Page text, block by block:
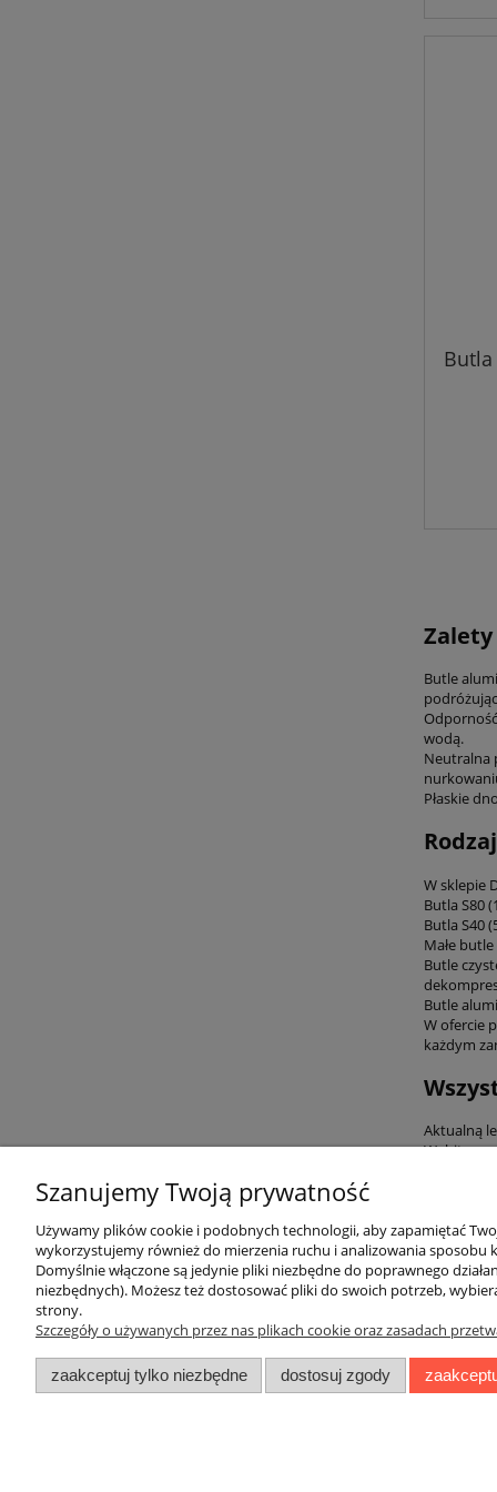
Butla
Butle
wodą.
Neutralna
Płaskie
W sklepie
Butla S80
Butla S40
Małe
Butle
Butle
W ofercie
każdym
Aktualną
Wybite
O firmie
Czas i
Szanujemy Twoją prywatność
Używamy plików cookie i podobnych technologii, aby zapamiętać
wykorzystujemy również do mierzenia ruchu i analizowania sposobu
Domyślnie włączone są jedynie pliki niezbędne do poprawnego
niezbędnych). Możesz też dostosować pliki do swoich potrzeb,
strony.
Szczegóły o używanych przez nas plikach cookie oraz zasadach
zaakceptuj tylko niezbędne dostosuj zgody